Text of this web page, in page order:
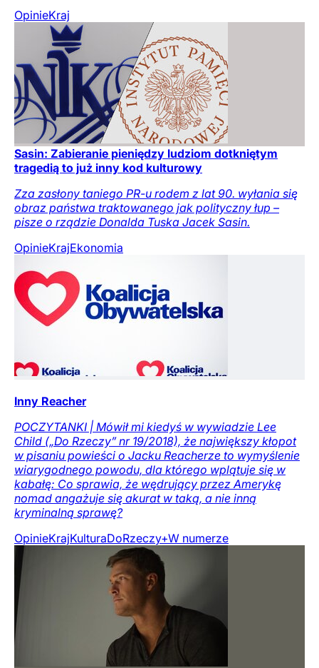
OpinieKraj
Sasin: Zabieranie pieniędzy ludziom dotkniętym
tragedią to już inny kod kulturowy
Zza zasłony taniego PR-u rodem z lat 90. wyłania się
obraz państwa traktowanego jak polityczny łup –
pisze o rządzie Donalda Tuska Jacek Sasin.
OpinieKrajEkonomia
Inny Reacher
POCZYTANKI | Mówił mi kiedyś w wywiadzie Lee
Child („Do Rzeczy” nr 19/2018), że największy kłopot
w pisaniu powieści o Jacku Reacherze to wymyślenie
wiarygodnego powodu, dla którego wplątuje się w
kabałę: Co sprawia, że wędrujący przez Amerykę
nomad angażuje się akurat w taką, a nie inną
kryminalną sprawę?
OpinieKrajKulturaDoRzeczy+W numerze